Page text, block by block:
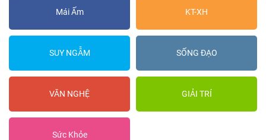
Mái Ấm KT-XH
SUY NGẪM SỐNG ĐẠO
VĂN NGHỆ GIẢI TRÍ
Sức Khỏe